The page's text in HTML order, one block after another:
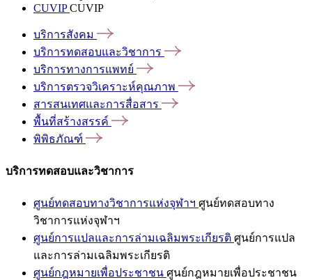
CUVIPCUVIP
บริการสังคม
บริการทดสอบและวิชาการ
บริการทางการแพทย์
บริการตรวจวิเคราะห์คุณภาพ
สารสนเทศและการสื่อสาร
พื้นที่สร้างสรรค์
พิพิธภัณฑ์
บริการทดสอบและวิชาการ
ศูนย์ทดสอบทางวิชาการแห่งจุฬาฯ ศูนย์ทดสอบทาง
วิชาการแห่งจุฬาฯ
ศูนย์การแปลและการล่ามเฉลิมพระเกียรติ ศูนย์การแปล
และการล่ามเฉลิมพระเกียรติ
ศูนย์กฎหมายเพื่อประชาชน ศูนย์กฎหมายเพื่อประชาชน